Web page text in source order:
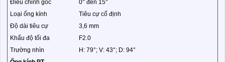
Điều chỉnh góc
0° đến 15°
Loại ống kính
Tiêu cự cố định
Độ dài tiêu cự
3,6 mm
Khẩu độ tối đa
F2.0
Trường nhìn
H: 79°; V: 43°; D: 94°